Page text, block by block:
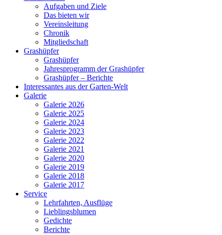
Aufgaben und Ziele
Das bieten wir
Vereinsleitung
Chronik
Mitgliedschaft
Grashüpfer
Grashüpfer
Jahresprogramm der Grashüpfer
Grashüpfer – Berichte
Interessantes aus der Garten-Welt
Galerie
Galerie 2026
Galerie 2025
Galerie 2024
Galerie 2023
Galerie 2022
Galerie 2021
Galerie 2020
Galerie 2019
Galerie 2018
Galerie 2017
Service
Lehrfahrten, Ausflüge
Lieblingsblumen
Gedichte
Berichte